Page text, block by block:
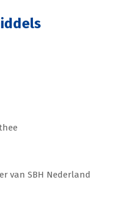
van SBH Nederland